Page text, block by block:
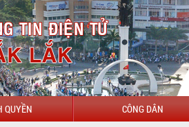
QUYỀN CÔNG DÂN